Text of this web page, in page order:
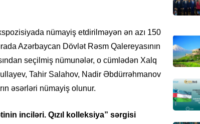
nümayiş etdirilməyən ən azı 150
Azərbaycan Dövlət Rəsm Qalereyasının
seçilmiş nümunələr, o cümlədən Xalq
Tahir Salahov, Nadir Əbdürrəhmanov
əsərləri nümayiş olunur.
inciləri. Qızıl kolleksiya” sərgisi
ÖZƏL
katib
GÜNDƏM
Şəhid
üçün